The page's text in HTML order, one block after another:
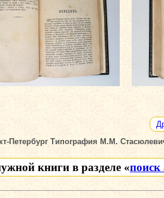
Петербург Типография М.М.
книги в разделе «